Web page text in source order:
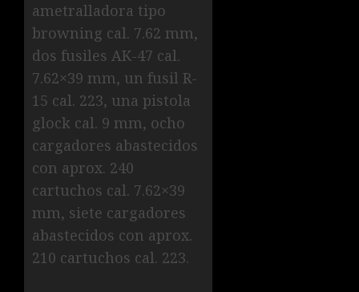
ametralladora tipo
browning cal. 7.62 mm,
dos fusiles AK-47 cal.
7.62×39 mm, un fusil R-
15 cal. 223, una pistola
glock cal. 9 mm, ocho
cargadores abastecidos
con aprox. 240
cartuchos cal. 7.62×39
mm, siete cargadores
abastecidos con aprox.
210 cartuchos cal. 223.